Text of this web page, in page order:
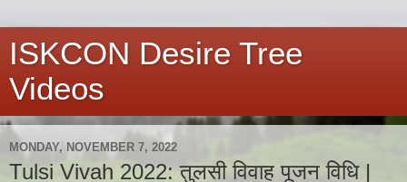
ISKCON Desire Tree
Videos
MONDAY, NOVEMBER 7, 2022
Tulsi Vivah 2022: तुलसी विवाह पूजन विधि |